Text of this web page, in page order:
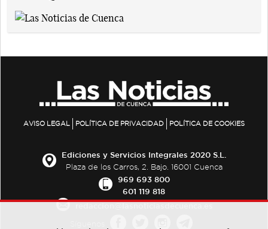
AVISO LEGAL POLÍTICA DE PRIVACIDAD POLÍTICA DE COOKIES
Ediciones y Servicios Integrales 2020 S.L.
Plaza de los Carros, 2. Bajo. 16001 Cuenca
969 693 800
601 119 818